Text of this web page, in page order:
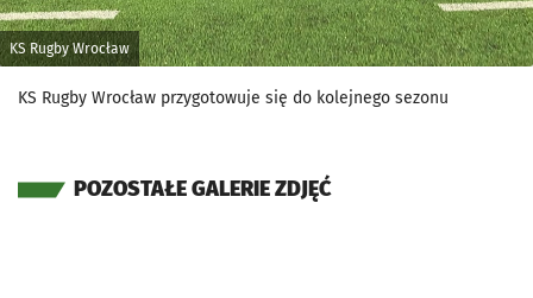
KS Rugby Wrocław
KS Rugby Wrocław przygotowuje się do kolejnego sezonu
POZOSTAŁE GALERIE ZDJĘĆ